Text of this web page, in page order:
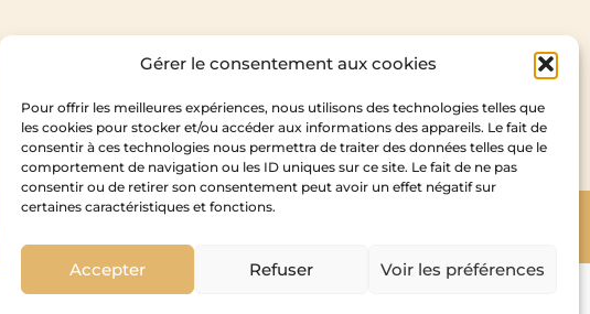
Gérer le consentement aux cookies
Pour offrir les meilleures expériences, nous utilisons des technologies telles que
les cookies pour stocker et/ou accéder aux informations des appareils. Le fait de
consentir à ces technologies nous permettra de traiter des données telles que le
comportement de navigation ou les ID uniques sur ce site. Le fait de ne pas
consentir ou de retirer son consentement peut avoir un effet négatif sur
certaines caractéristiques et fonctions.
Accepter Refuser Voir les préférences
par Krysalidesign